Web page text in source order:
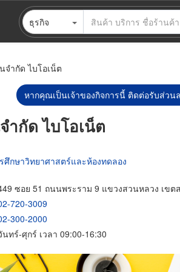
ธุรกิจ
จำกัด ไบโอเน็ต
หากคุณเป็นเจ้าของกิจการนี้ ติดต่อรับส่วน
ำกัด ไบโอเน็ต
ศึกษาวิทยาศาสตร์และห้องทดลอง
ซอย 51 ถนนพระราม 9 แขวงสวนหลวง เขต
720-3009
300-2000
นทร์-ศุกร์ เวลา 09:00-16:30